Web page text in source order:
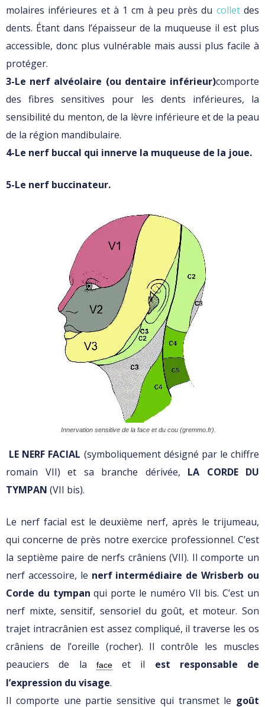
molaires inférieures et à 1 cm à peu près du colletdes
dents. Étant dans l’épaisseur de la muqueuse il est plus
accessible, donc plus vulnérable mais aussi plus facile à
protéger.
3-Le nerf alvéolaire (ou dentaire inférieur)comporte
des fibres sensitives pour les dents inférieures, la
sensibilité du menton, de la lèvre inférieure et de la peau
de la région mandibulaire.
4-Le nerf buccal qui innerve la muqueuse de la joue.
5-Le nerf buccinateur.
Innervation sensitive de la face et du cou (gremmo.fr).
LE NERF FACIAL (symboliquement désigné par le chiffre
romain VII) et sa branche dérivée, LA CORDE DU
TYMPAN (VII bis).
Le nerf facial est le deuxième nerf, après le trijumeau,
qui concerne de près notre exercice professionnel. C’est
la septième paire de nerfs crâniens (VII). Il comporte un
nerf accessoire, le nerf intermédiaire de Wrisberb ou
Corde du tympanqui porte le numéro VII bis. C’est un
nerf mixte, sensitif, sensoriel du goût, et moteur. Son
trajet intracrânien est assez compliqué, il traverse les os
crâniens de l’oreille (rocher). Il contrôle les muscles
peauciers de la
faceet il est responsable de
l’expression du visage.
Il comporte une partie sensitive qui transmet le goût